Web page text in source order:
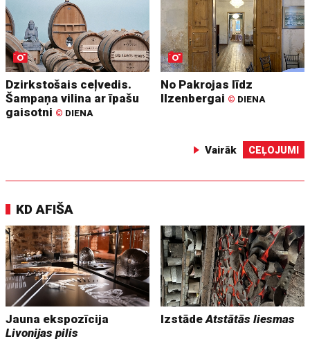
Dzirkstošais ceļvedis.
Šampaņa vilina ar īpašu
gaisotni © DIENA
No Pakrojas līdz
Ilzenbergai © DIENA
Vairāk CEĻOJUMI
KD AFIŠA
Jauna ekspozīcija
Livonijas pilis
IzstādeAtstātās liesmas